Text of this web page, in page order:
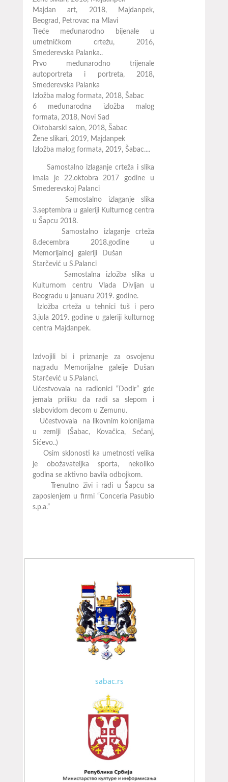
Majdan art, 2018, Majdanpek,
Beograd, Petrovac na Mlavi
Treće međunarodno bijenale u
umetničkom crtežu, 2016,
Smederevska Palanka..
Prvo međunarodno trijenale
autoportreta i portreta, 2018,
Smederevska Palanka
Izložba malog formata, 2018, Šabac
6 međunarodna izložba malog
formata, 2018, Novi Sad
Oktobarski salon, 2018, Šabac
Žene slikari, 2019, Majdanpek
Izložba malog formata, 2019, Šabac....
Samostalno izlaganje crteža i slika
imala je 22.oktobra 2017 godine u
Smederevskoj Palanci
Samostalno izlaganje slika
3.septembra u galeriji Kulturnog centra
u Šapcu 2018.
Samostalno izlaganje crteža
8.decembra 2018.godine u
Memorijalnoj galeriji Dušan
Starčević u S.Palanci
Samostalna izložba slika u
Kulturnom centru Vlada Divljan u
Beogradu u januaru 2019. godine.
Izložba crteža u tehnici tuš i pero
3.jula 2019. godine u galeriji kulturnog
centra Majdanpek.
Izdvojili bi i priznanje za osvojenu
nagradu Memorijalne galeije Dušan
Starčević u S.Palanci.
Učestvovala na radionici “Dodir” gde
jemala priliku da radi sa slepom i
slabovidom decom u Zemunu.
Učestvovala na likovnim kolonijama
u zemlji (Šabac, Kovačica, Sečanj,
Sićevo..)
Osim sklonosti ka umetnosti velika
je obožavateljka sporta, nekoliko
godina se aktivno bavila odbojkom.
Trenutno živi i radi u Šapcu sa
zaposlenjem u firmi “Conceria Pasubio
s.p.a.”
sabac.rs